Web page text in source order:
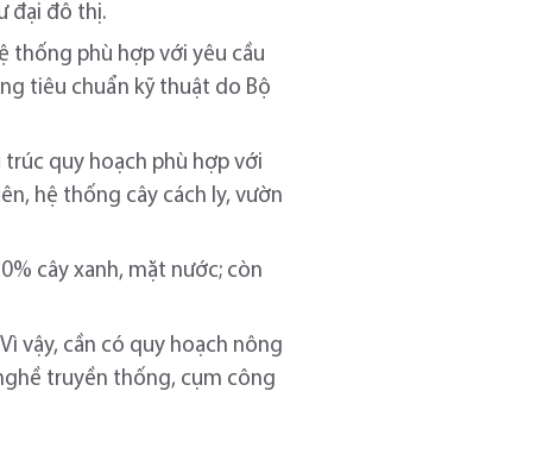
đại đô thị.
thống phù hợp với yêu cầu
tiêu chuẩn kỹ thuật do Bộ
quy hoạch phù hợp với
hệ thống cây cách ly, vườn
cây xanh, mặt nước; còn
vậy, cần có quy hoạch nông
truyền thống, cụm công